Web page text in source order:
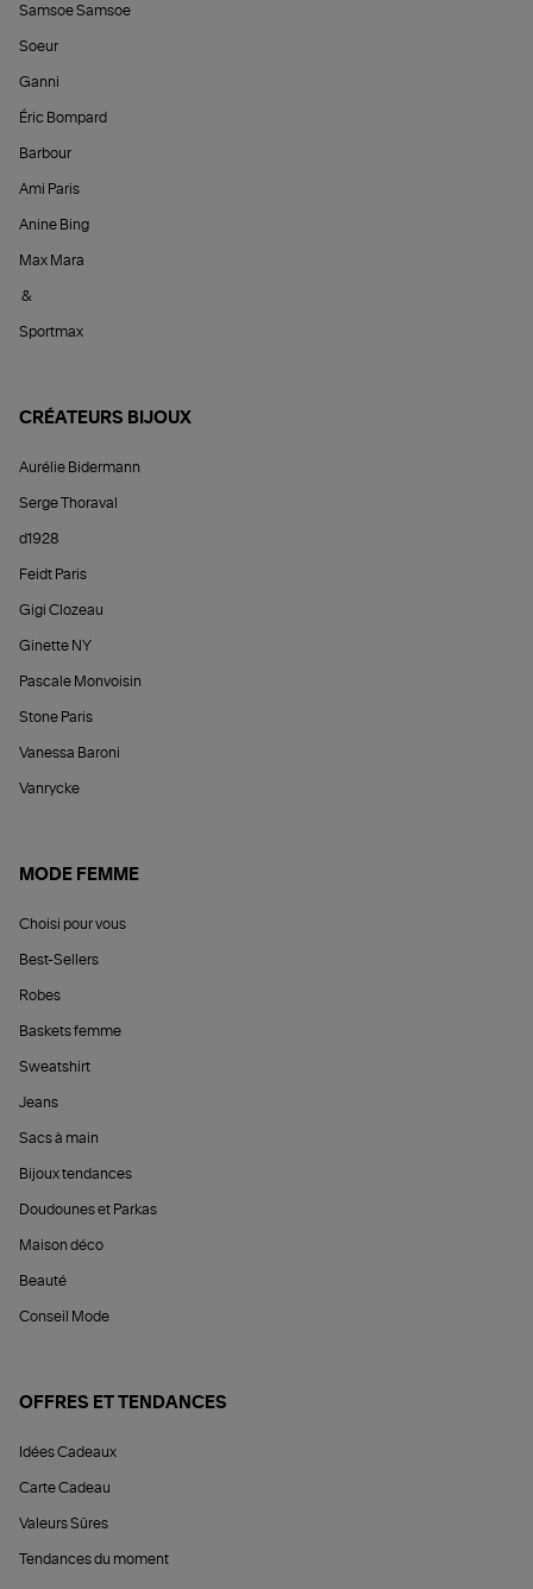
Samsoe Samsoe
Soeur
Ganni
Éric Bompard
Barbour
Ami Paris
Anine Bing
Max Mara
&
Sportmax
CRÉATEURS BIJOUX
Aurélie Bidermann
Serge Thoraval
d1928
Feidt Paris
Gigi Clozeau
Ginette NY
Pascale Monvoisin
Stone Paris
Vanessa Baroni
Vanrycke
MODE FEMME
Choisi pour vous
Best-Sellers
Robes
Baskets femme
Sweatshirt
Jeans
Sacs à main
Bijoux tendances
Doudounes et Parkas
Maison déco
Beauté
Conseil Mode
OFFRES ET TENDANCES
Idées Cadeaux
Carte Cadeau
Valeurs Sûres
Tendances du moment